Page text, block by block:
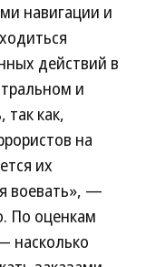
навигации и
действий в
и
как,
на
их
воевать», —
По оценкам
насколько